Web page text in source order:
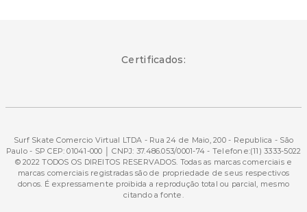
Certificados:
Surf Skate Comercio Virtual LTDA - Rua 24 de Maio, 200 - Republica - São
Paulo - SP CEP: 01041-000 │ CNPJ: 37.486.053/0001-74 - Telefone:(11) 3333-5022
© 2022 TODOS OS DIREITOS RESERVADOS. Todas as marcas comerciais e
marcas comerciais registradas são de propriedade de seus respectivos
donos. É expressamente proibida a reprodução total ou parcial, mesmo
citando a fonte.